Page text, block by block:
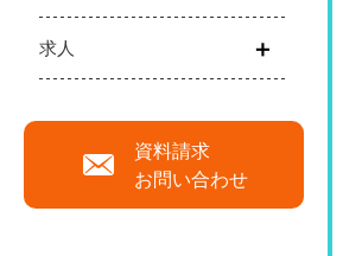
求人
資料請求
お問い合わせ